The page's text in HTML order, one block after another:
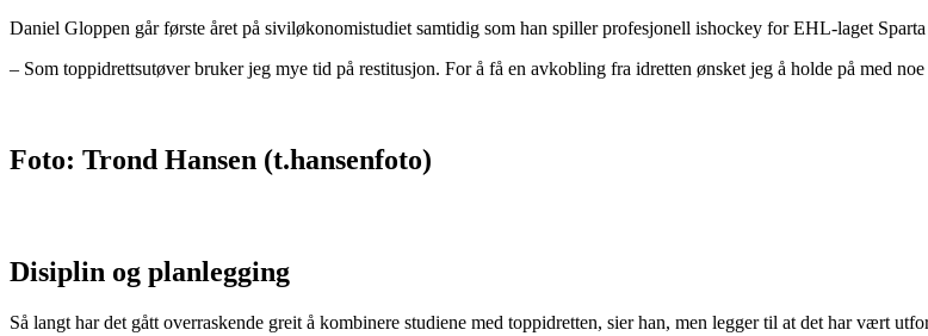
Daniel Gloppen går første året på siviløkonomistudiet samtidig som han spiller profesjonell ishockey for EHL-laget Sparta
– Som toppidrettsutøver bruker jeg mye tid på restitusjon. For å få en avkobling fra idretten ønsket jeg å holde på med
Foto: Trond Hansen (t.hansenfoto)
Disiplin og planlegging
Så langt har det gått overraskende greit å kombinere studiene med toppidretten, sier han, men legger til at det har vært